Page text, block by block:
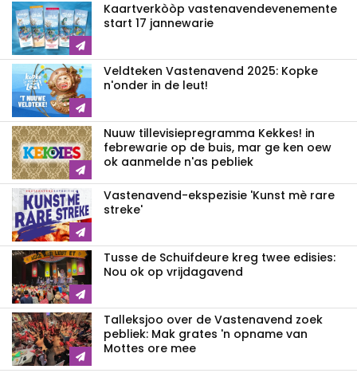
Kaartverkòòp vastenavendevenemente
start 17 jannewarie
Veldteken Vastenavend 2025: Kopke
n'onder in de leut!
Nuuw tillevisiepregramma Kekkes! in
febrewarie op de buis, mar ge ken oew
ok aanmelde n'as pebliek
Vastenavend-ekspezisie 'Kunst mè rare
streke'
Tusse de Schuifdeure kreg twee edisies:
Nou ok op vrijdagavend
Talleksjoo over de Vastenavend zoek
pebliek: Mak grates 'n opname van
Mottes ore mee